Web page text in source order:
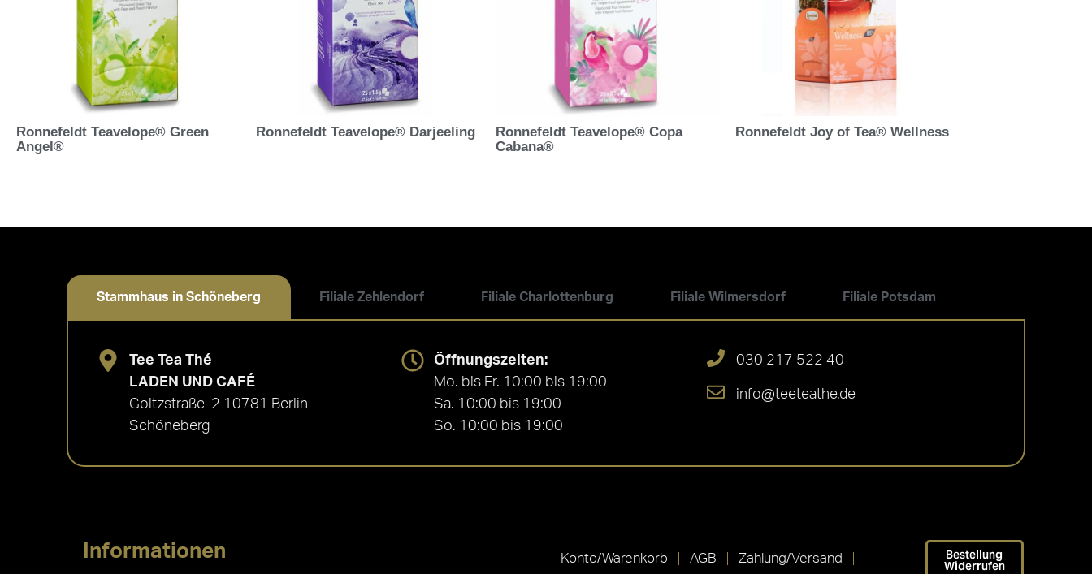
Ronnefeldt Teavelope® Green
Angel®
Ronnefeldt Teavelope® Darjeeling
Ronnefeldt Teavelope® Copa
Cabana®
Ronnefeldt Joy of Tea® Wellness
Stammhaus in Schöneberg Filiale Zehlendorf Filiale Charlottenburg Filiale Wilmersdorf Filiale Potsdam
Tee Tea Thé
LADEN UND CAFÉ
Goltzstraße 2 10781 Berlin
Schöneberg
Öffnungszeiten:
Mo. bis Fr. 10:00 bis 19:00
Sa. 10:00 bis 19:00
So. 10:00 bis 19:00
030 217 522 40
info@teeteathe.de
Informationen Konto/Warenkorb AGB Zahlung/Versand Bestellung
Widerrufen